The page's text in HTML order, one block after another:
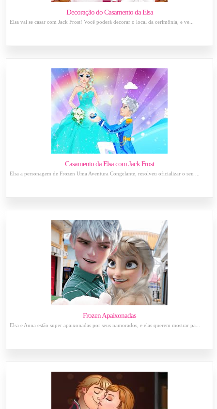
Decoração do Casamento da Elsa
Elsa vai se casar com Jack Frost! Você poderá decorar o local da cerimônia, e ve...
Casamento da Elsa com Jack Frost
Elsa a personagem de Frozen Uma Aventura Congelante, resolveu oficializar o seu ...
Frozen Apaixonadas
Elsa e Anna estão super apaixonadas por seus namorados, e elas querem mostrar pa...